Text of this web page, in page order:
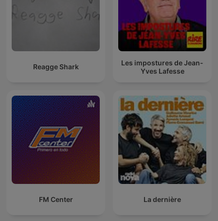
Reagge Shark
Les impostures de Jean-
Yves Lafesse
FM Center La dernière